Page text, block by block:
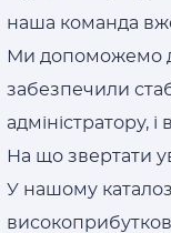
наша команда
Ми допоможемо
забезпечили
адміністратору,
На що звертати
У нашому